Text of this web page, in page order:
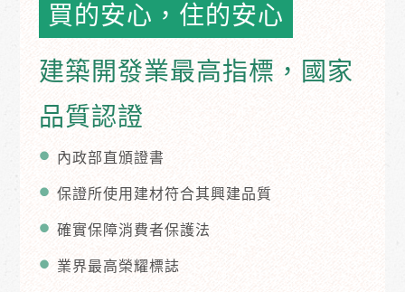
買的安心，住的安心
建築開發業最高指標，國家
品質認證
內政部直頒證書
保證所使用建材符合其興建品質
確實保障消費者保護法
業界最高榮耀標誌